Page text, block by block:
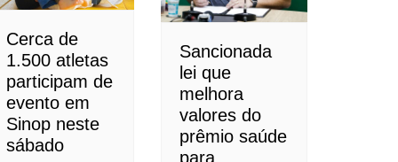
Cerca de
1.500 atletas
participam de
evento em
Sinop neste
sábado
Sancionada
lei que
melhora
valores do
prêmio saúde
para